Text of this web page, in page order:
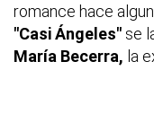
romance hace
"Casi Ángeles" se
María Becerra, la